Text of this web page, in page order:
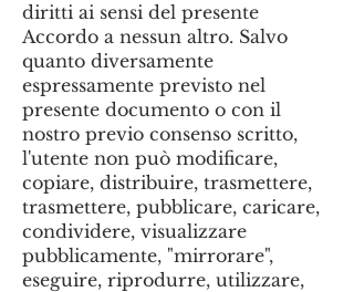
diritti ai sensi del presente
Accordo a nessun altro. Salvo
quanto diversamente
espressamente previsto nel
presente documento o con il
nostro previo consenso scritto,
l'utente non può modificare,
copiare, distribuire, trasmettere,
trasmettere, pubblicare, caricare,
condividere, visualizzare
pubblicamente, "mirrorare",
eseguire, riprodurre, utilizzare,